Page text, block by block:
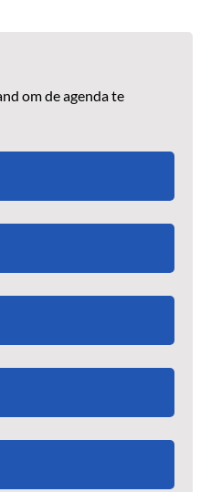
om de agenda te